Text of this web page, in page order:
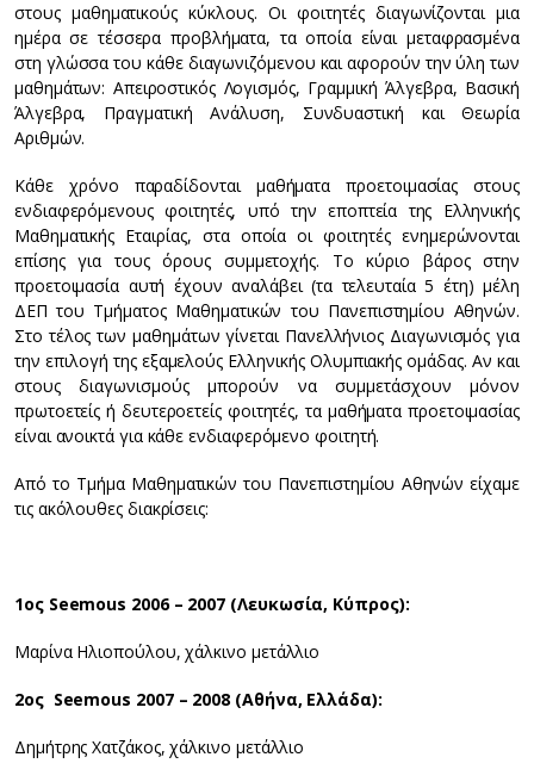
στους μαθηματικούς κύκλους. Οι φοιτητές διαγωνίζονται μια
ημέρα σε τέσσερα προβλήματα, τα οποία είναι μεταφρασμένα
στη γλώσσα του κάθε διαγωνιζόμενου και αφορούν την ύλη των
μαθημάτων: Απειροστικός Λογισμός, Γραμμική Άλγεβρα, Βασική
Άλγεβρα, Πραγματική Ανάλυση, Συνδυαστική και Θεωρία
Αριθμών.
Κάθε χρόνο παραδίδονται μαθήματα προετοιμασίας στους
ενδιαφερόμενους φοιτητές, υπό την εποπτεία της Ελληνικής
Μαθηματικής Εταιρίας, στα οποία οι φοιτητές ενημερώνονται
επίσης για τους όρους συμμετοχής. Το κύριο βάρος στην
προετοιμασία αυτή έχουν αναλάβει (τα τελευταία 5 έτη) μέλη
ΔΕΠ του Τμήματος Μαθηματικών του Πανεπιστημίου Αθηνών.
Στο τέλος των μαθημάτων γίνεται Πανελλήνιος Διαγωνισμός για
την επιλογή της εξαμελούς Ελληνικής Ολυμπιακής ομάδας. Αν και
στους διαγωνισμούς μπορούν να συμμετάσχουν μόνον
πρωτοετείς ή δευτεροετείς φοιτητές, τα μαθήματα προετοιμασίας
είναι ανοικτά για κάθε ενδιαφερόμενο φοιτητή.
Από το Τμήμα Μαθηματικών του Πανεπιστημίου Αθηνών είχαμε
τις ακόλουθες διακρίσεις:
1ος Seemous 2006 – 2007 (Λευκωσία, Κύπρος):
Μαρίνα Ηλιοπούλου, χάλκινο μετάλλιο
2ος Seemous 2007 – 2008 (Αθήνα, Ελλάδα):
Δημήτρης Χατζάκος, χάλκινο μετάλλιο